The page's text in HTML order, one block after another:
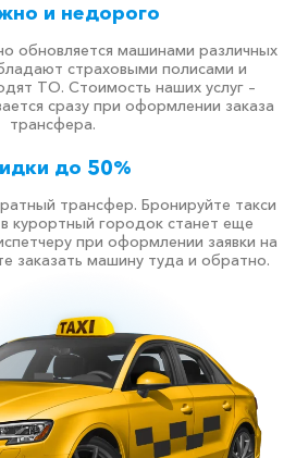
и недорого
обновляется машинами различных
страховыми полисами и
ТО. Стоимость наших услуг –
сразу при оформлении заказа
трансфера.
до 50%
трансфер. Бронируйте такси
курортный городок станет еще
при оформлении заявки на
заказать машину туда и обратно.